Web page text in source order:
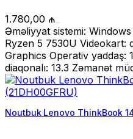
1.780,00 ₼
Əməliyyat sistemi:
Ryzen 5 7530U Videokart:
Graphics Operativ yaddaş:
diaqonalı: 13.3 Zəmanət
Noutbuk Lenovo ThinkBook